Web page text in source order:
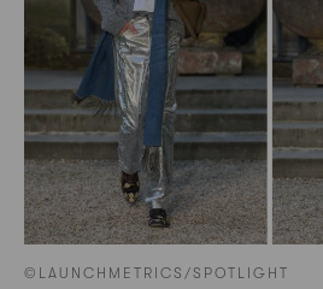
©LAUNCHMETRICS/SPOTLIGHT